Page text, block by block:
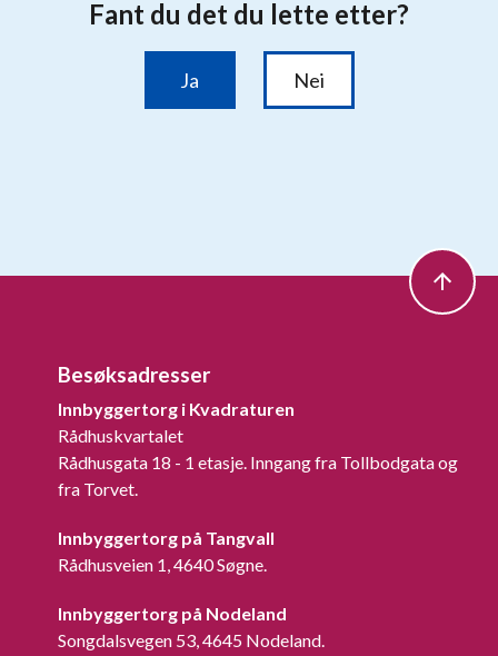
Besøksadresser
Innbyggertorg i Kvadraturen
Rådhuskvartalet
Rådhusgata 18 - 1 etasje. Inngang fra Tollbodgata og
fra Torvet.
Innbyggertorg på Tangvall
Rådhusveien 1, 4640 Søgne.
Innbyggertorg på Nodeland
Songdalsvegen 53, 4645 Nodeland.